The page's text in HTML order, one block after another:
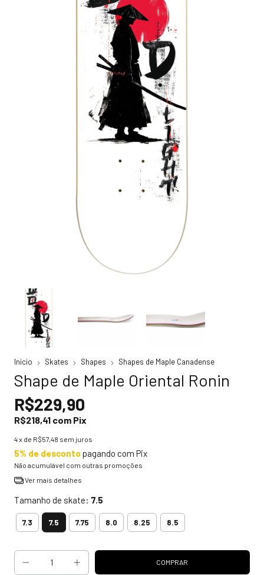
Início Skates Shapes Shapes de Maple Canadense
Shape de Maple Oriental Ronin
R$229,90
R$218,41 com Pix
4x de R$57,48 sem juros
5% de desconto pagando com Pix
Não acumulável com outras promoções
Ver mais detalhes
Tamanho de skate: 7.5
7.3 7.5 7.75 8.0 8.25 8.5